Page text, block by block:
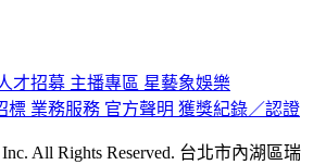
才招募 主播專區 星藝象娛樂
標 業務服務 官方聲明 獲獎紀錄／認證
All Rights Reserved. 台北市內湖區瑞